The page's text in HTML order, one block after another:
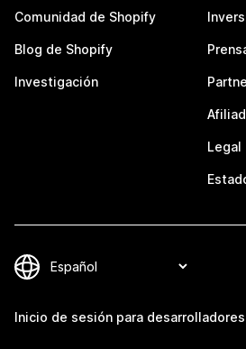
Comunidad de Shopify
Blog de Shopify
Investigación
Legal
Inicio de sesión para desarrolladores